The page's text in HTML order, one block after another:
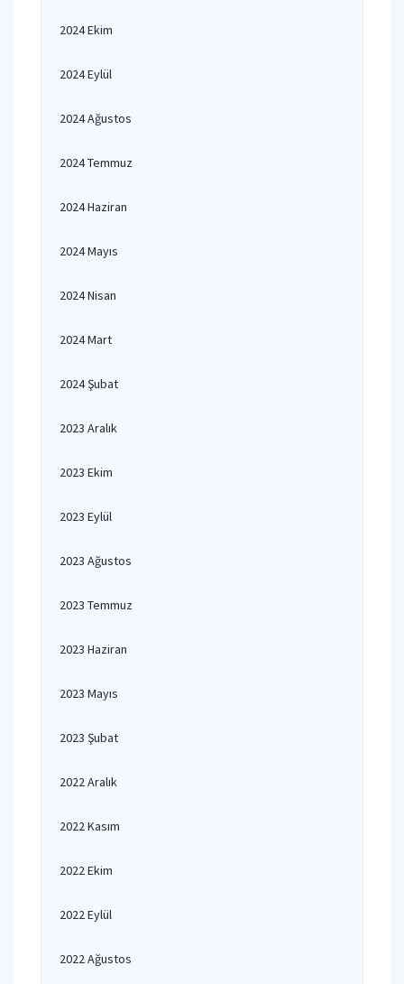
2024 Ekim
2024 Eylül
2024 Ağustos
2024 Temmuz
2024 Haziran
2024 Mayıs
2024 Nisan
2024 Mart
2024 Şubat
2023 Aralık
2023 Ekim
2023 Eylül
2023 Ağustos
2023 Temmuz
2023 Haziran
2023 Mayıs
2023 Şubat
2022 Aralık
2022 Kasım
2022 Ekim
2022 Eylül
2022 Ağustos